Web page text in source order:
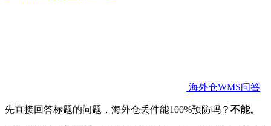
海外仓WMS问答
先直接回答标题的问题，海外仓丢件能100%预防吗？ 不能。